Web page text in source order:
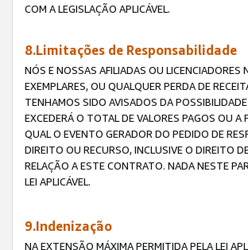
COM A LEGISLAÇÃO APLICÁVEL.
8.Limitações de Responsabilidade
NÓS E NOSSAS AFILIADAS OU
EXEMPLARES, OU QUALQUER PERDA DE
TENHAMOS SIDO AVISADOS DA
EXCEDERÁ O TOTAL DE VALORES PAGOS OU
QUAL O EVENTO GERADOR DO PEDIDO DE
DIREITO OU RECURSO, INCLUSIVE O DIREITO
RELAÇÃO A ESTE CONTRATO. NADA NESTE
LEI APLICÁVEL.
9.Indenização
NA EXTENSÃO MÁXIMA PERMITIDA PELA LEI